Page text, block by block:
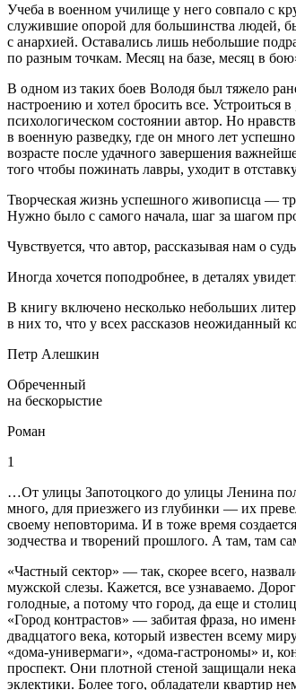
Учеба в военном училище у него совпало с
служившие опорой для большинства людей,
с анархией. Оставались лишь небольшие
по разным точкам. Месяц на базе, месяц в
В одном из таких боев Володя был тяжело
настроению и хотел бросить все. Устроиться
психологическом состоянии автор. Но
в военную разведку, где он много лет
возрасте после удачного завершения
того чтобы пожинать лавры, уходит в
Творческая жизнь успешного живописца —
Нужно было с самого начала, шаг за шагом
Чувствуется, что автор, рассказывая нам о
Иногда хочется поподробнее, в деталях
В книгу включено несколько небольших
в них то, что у всех рассказов неожиданный
Петр Алешкин
Обреченный
на бескорыстие
Роман
1
…От улицы Запотоцкого до улицы Ленина
много, для приезжего из глубинки — их
своему неповторима. И в тоже время
зодчества и творений прошлого. А там, там
«Частный сектор» — так, скорее всего,
мужской слезы. Кажется, все узнаваемо.
голодные, а потому что город, да еще и
«Город контрастов» — забитая фраза, но
двадцатого века, который известен всему
«дома-универмаги», «дома-гастрономы» и,
проспект. Они плотной стеной защищали
эклектики. Более того, обладатели квартир